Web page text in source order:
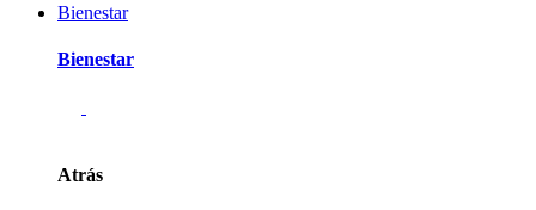
Bienestar
Bienestar
Atrás